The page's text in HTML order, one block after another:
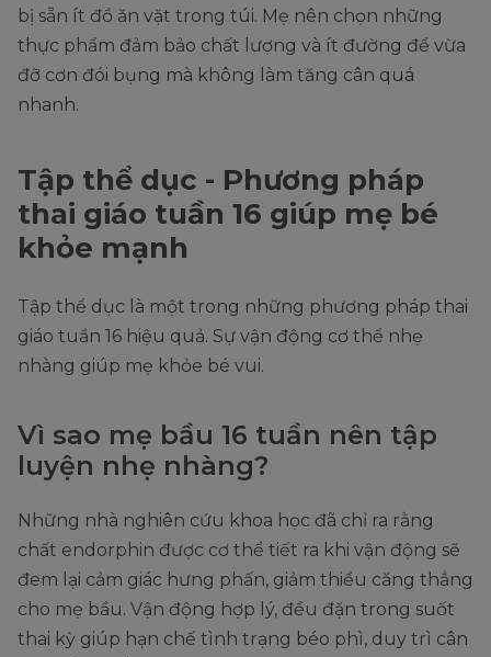
bị sẵn ít đồ ăn vặt trong túi. Mẹ nên chọn những
thực phẩm đảm bảo chất lượng và ít đường để vừa
đỡ cơn đói bụng mà không làm tăng cân quá
nhanh.
Tập thể dục - Phương pháp
thai giáo tuần 16 giúp mẹ bé
khỏe mạnh
Tập thể dục là một trong những phương pháp thai
giáo tuần 16 hiệu quả. Sự vận động cơ thể nhẹ
nhàng giúp mẹ khỏe bé vui.
Vì sao mẹ bầu 16 tuần nên tập
luyện nhẹ nhàng?
Những nhà nghiên cứu khoa học đã chỉ ra rằng
chất endorphin được cơ thể tiết ra khi vận động sẽ
đem lại cảm giác hưng phấn, giảm thiểu căng thẳng
cho mẹ bầu. Vận động hợp lý, đều đặn trong suốt
thai kỳ giúp hạn chế tình trạng béo phì, duy trì cân